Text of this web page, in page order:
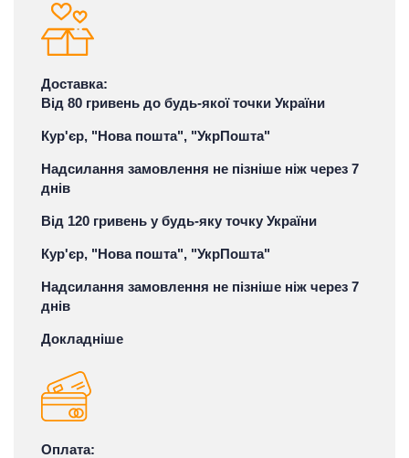
Доставка:
Від 80 гривень до будь-якої точки України
Кур'єр, "Нова пошта", "УкрПошта"
Надсилання замовлення не пізніше ніж через 7
днів
Від 120 гривень у будь-яку точку України
Кур'єр, "Нова пошта", "УкрПошта"
Надсилання замовлення не пізніше ніж через 7
днів
Докладніше
Оплата: